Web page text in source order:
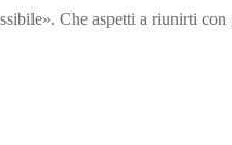
Che aspetti a riunirti